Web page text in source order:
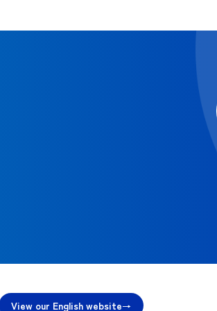
View our English website